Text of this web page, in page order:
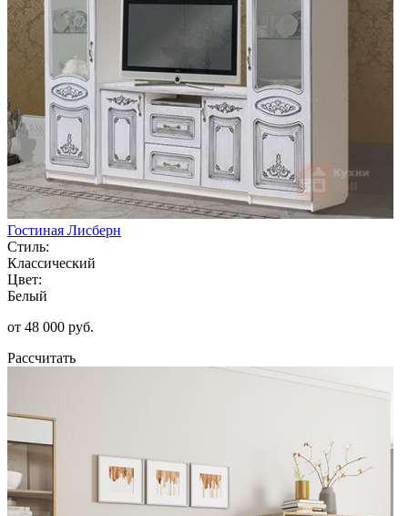
Гостиная Лисберн
Стиль:
Классический
Цвет:
Белый
от 48 000 руб.
Рассчитать